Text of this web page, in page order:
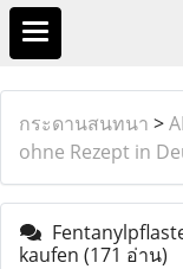
กระดานสนทนา >
ohne Rezept in
kaufen (171 อ่าน)